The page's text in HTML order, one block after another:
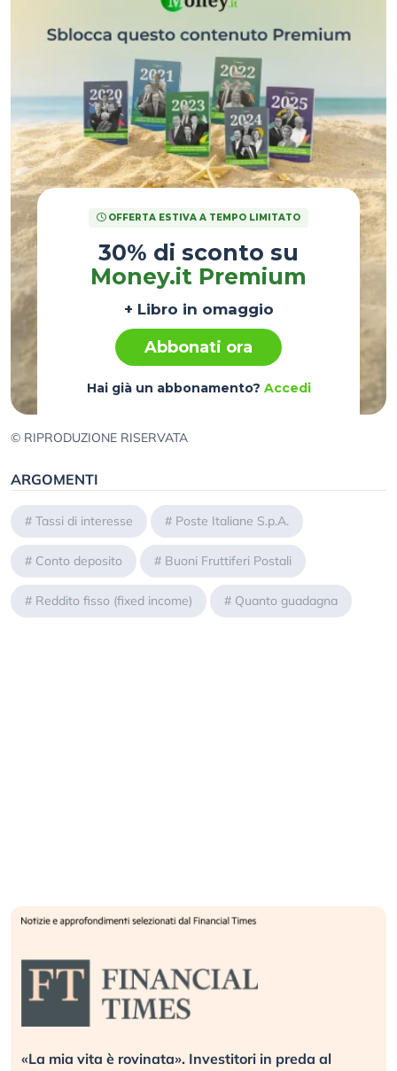
OFFERTA ESTIVA A TEMPO LIMITATO
30% di sconto su
Money.it Premium
+ Libro in omaggio
Abbonati ora
Hai già un abbonamento? Accedi
© RIPRODUZIONE RISERVATA
ARGOMENTI
# Tassi di interesse # Poste Italiane S.p.A.
# Conto deposito # Buoni Fruttiferi Postali
# Reddito fisso (fixed income) # Quanto guadagna
Quando la finanza pesa più dell’economia reale.